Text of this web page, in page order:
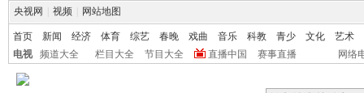
央视网 视频 网站地图
首页 新闻 经济 体育 综艺 春晚 戏曲 音乐 科教 青少 文化
艺术
电视
频道大全 栏目大全 节目大全 直播中国 赛事直播 网络